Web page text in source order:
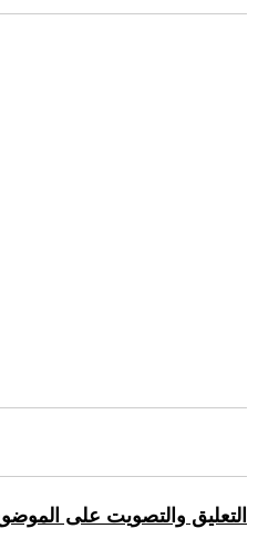
التعليق والتصويت على